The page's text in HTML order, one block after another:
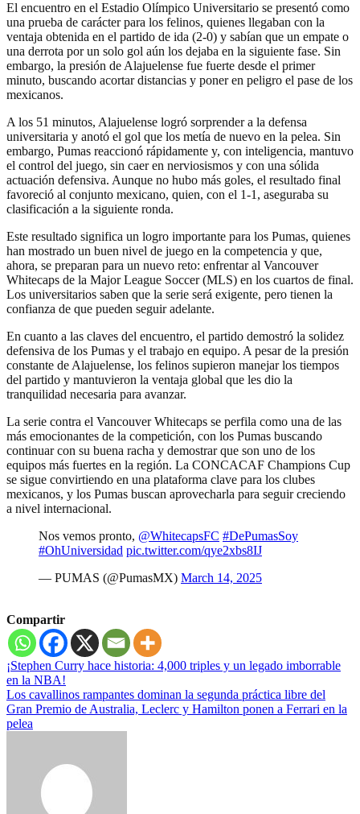
El encuentro en el Estadio Olímpico Universitario se presentó como
una prueba de carácter para los felinos, quienes llegaban con la
ventaja obtenida en el partido de ida (2-0) y sabían que un empate o
una derrota por un solo gol aún los dejaba en la siguiente fase. Sin
embargo, la presión de Alajuelense fue fuerte desde el primer
minuto, buscando acortar distancias y poner en peligro el pase de los
mexicanos.
A los 51 minutos, Alajuelense logró sorprender a la defensa
universitaria y anotó el gol que los metía de nuevo en la pelea. Sin
embargo, Pumas reaccionó rápidamente y, con inteligencia, mantuvo
el control del juego, sin caer en nerviosismos y con una sólida
actuación defensiva. Aunque no hubo más goles, el resultado final
favoreció al conjunto mexicano, quien, con el 1-1, aseguraba su
clasificación a la siguiente ronda.
Este resultado significa un logro importante para los Pumas, quienes
han mostrado un buen nivel de juego en la competencia y que,
ahora, se preparan para un nuevo reto: enfrentar al Vancouver
Whitecaps de la Major League Soccer (MLS) en los cuartos de final.
Los universitarios saben que la serie será exigente, pero tienen la
confianza de que pueden seguir adelante.
En cuanto a las claves del encuentro, el partido demostró la solidez
defensiva de los Pumas y el trabajo en equipo. A pesar de la presión
constante de Alajuelense, los felinos supieron manejar los tiempos
del partido y mantuvieron la ventaja global que les dio la
tranquilidad necesaria para avanzar.
La serie contra el Vancouver Whitecaps se perfila como una de las
más emocionantes de la competición, con los Pumas buscando
continuar con su buena racha y demostrar que son uno de los
equipos más fuertes en la región. La CONCACAF Champions Cup
se sigue convirtiendo en una plataforma clave para los clubes
mexicanos, y los Pumas buscan aprovecharla para seguir creciendo
a nivel internacional.
Nos vemos pronto, @WhitecapsFC #DePumasSoy
#OhUniversidad pic.twitter.com/qye2xbs8IJ
— PUMAS (@PumasMX) March 14, 2025
Compartir
Navegación
de
entradas
¡Stephen Curry hace historia: 4,000 triples y un legado imborrable
en la NBA!
Los cavallinos rampantes dominan la segunda práctica libre del
Gran Premio de Australia, Leclerc y Hamilton ponen a Ferrari en la
pelea